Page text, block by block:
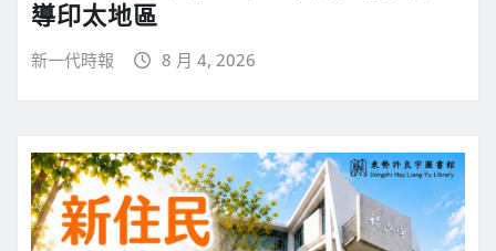
導印太地區
新一代時報 8 月 4, 2026